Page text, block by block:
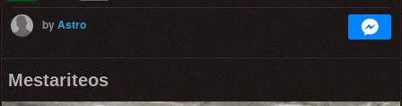
byAstro
Mestariteos